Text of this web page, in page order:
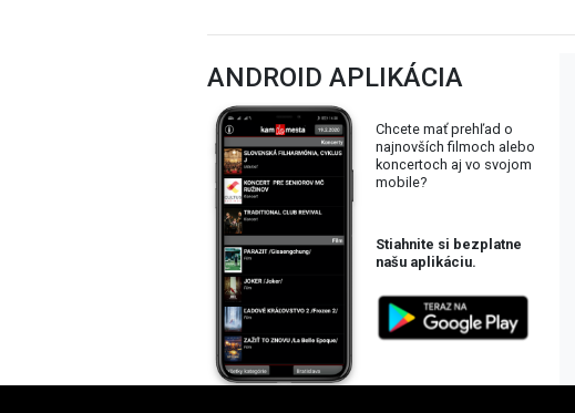
ANDROID APLIKÁCIA
Chcete mať prehľad o
najnovších filmoch alebo
koncertoch aj vo svojom
mobile?
Stiahnite si bezplatne
našu aplikáciu.